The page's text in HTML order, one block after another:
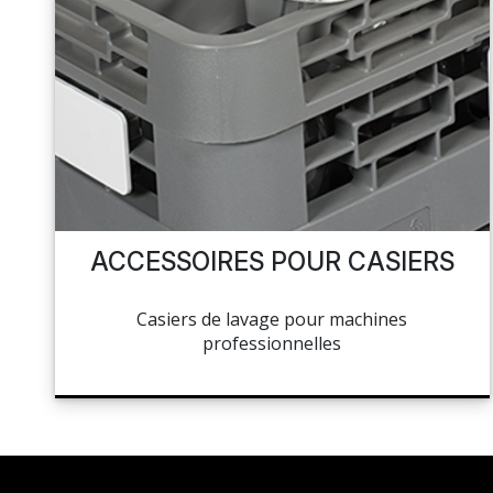
ACCESSOIRES POUR CASIERS
Casiers de lavage pour machines
professionnelles